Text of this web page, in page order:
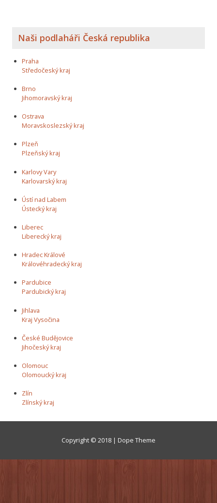
Naši podlaháři Česká republika
Praha
Středočeský kraj
Brno
Jihomoravský kraj
Ostrava
Moravskoslezský kraj
Plzeň
Plzeňský kraj
Karlovy Vary
Karlovarský kraj
Ústí nad Labem
Ústecký kraj
Liberec
Liberecký kraj
Hradec Králové
Královéhradecký kraj
Pardubice
Pardubický kraj
Jihlava
Kraj Vysočina
České Budějovice
Jihočeský kraj
Olomouc
Olomoucký kraj
Zlín
Zlínský kraj
Copyright © 2018 | Dope Theme